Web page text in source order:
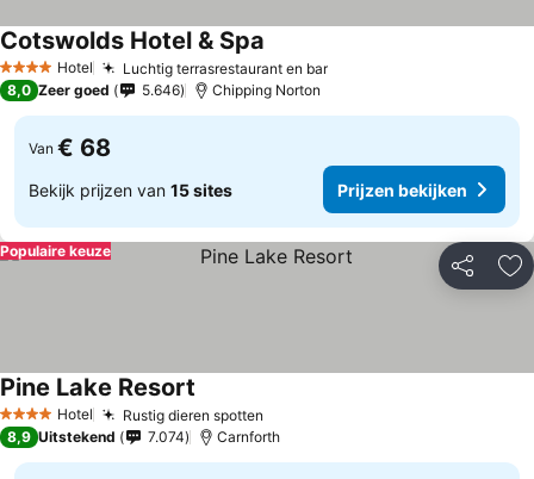
4 SterrenHotel Luchtig terrasrestaurant en bar
Cotswolds Hotel & Spa
8,0 Zeer goed 5.646 Chipping Norton
Van € 68
Bekijk prijzen van 15 sites Prijzen bekijken
Delen
Populaire keuze
4 SterrenHotel Rustig dieren spotten
Pine Lake Resort
8,9 Uitstekend 7.074 Carnforth